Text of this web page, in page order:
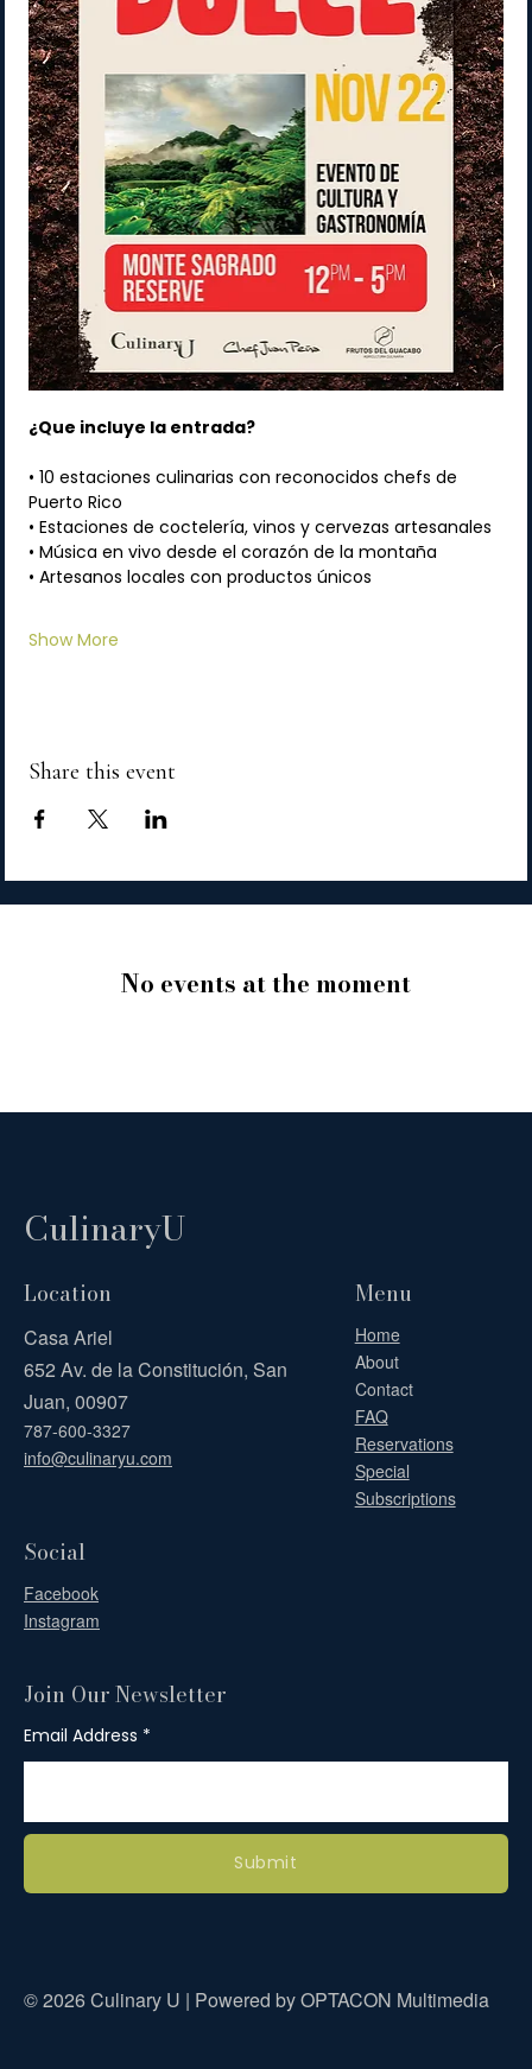
¿Que incluye la entrada?
• 10 estaciones culinarias con reconocidos chefs de
Puerto Rico
• Estaciones de coctelería, vinos y cervezas artesanales
• Música en vivo desde el corazón de la montaña
• Artesanos locales con productos únicos
Show More
Share this event
No events at the moment
CulinaryU
Casa Ariel
652 Av. de la Constitución, San
Juan, 00907
787-600-3327
info@culinaryu.com
Location
Home
About
Contact
FAQ
Reservations
Special
Subscriptions
Menu
Facebook
Instagram
Social
Join Our Newsletter
Email Address
Submit
© 2026 Culinary U | Powered by OPTACON Multimedia